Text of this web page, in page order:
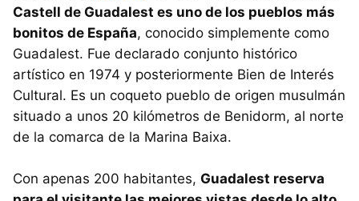
Castell de Guadalest es uno de los pueblos más
bonitos de España, conocido simplemente como
Guadalest. Fue declarado conjunto histórico
artístico en 1974 y posteriormente Bien de Interés
Cultural. Es un coqueto pueblo de origen musulmán
situado a unos 20 kilómetros de Benidorm, al norte
de la comarca de la Marina Baixa.
Con apenas 200 habitantes, Guadalest reserva